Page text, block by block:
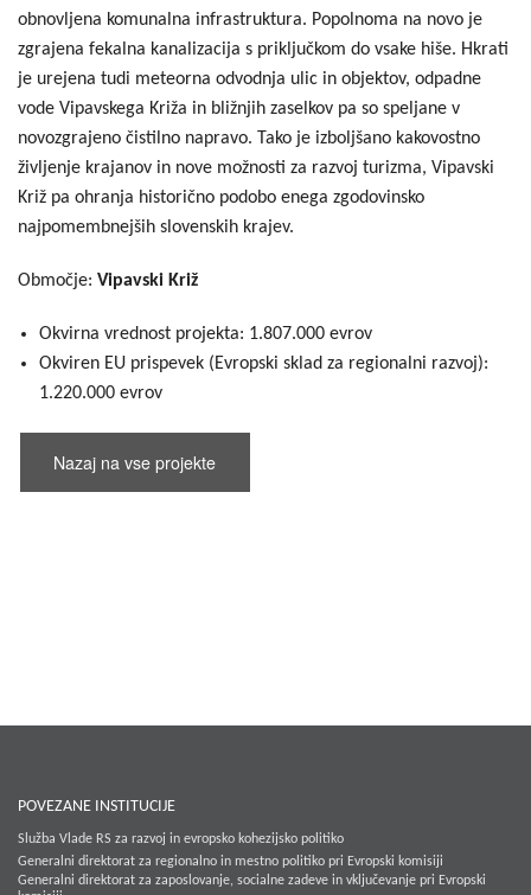
Blog
obnovljena komunalna infrastruktura. Popolnoma na novo je
zgrajena fekalna kanalizacija s priključkom do vsake hiše. Hkrati
je urejena tudi meteorna odvodnja ulic in objektov, odpadne
vode Vipavskega Križa in bližnjih zaselkov pa so speljane v
novozgrajeno čistilno napravo. Tako je izboljšano kakovostno
življenje krajanov in nove možnosti za razvoj turizma, Vipavski
Križ pa ohranja historično podobo enega zgodovinsko
najpomembnejših slovenskih krajev.
Območje: Vipavski Križ
Okvirna vrednost projekta: 1.807.000 evrov
Okviren EU prispevek (Evropski sklad za regionalni razvoj):
1.220.000 evrov
Nazaj na vse projekte
POVEZANE INSTITUCIJE
Služba Vlade RS za razvoj in evropsko kohezijsko politiko
Generalni direktorat za regionalno in mestno politiko pri Evropski komisiji
Generalni direktorat za zaposlovanje, socialne zadeve in vključevanje pri Evropski